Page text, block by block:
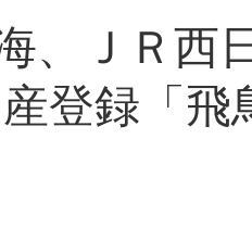
、ＪＲ西
登録「